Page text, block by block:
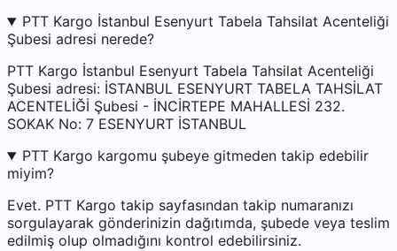
PTT Kargo İstanbul Esenyurt Tabela Tahsilat Acenteliği
Şubesi adresi nerede?
PTT Kargo İstanbul Esenyurt Tabela Tahsilat Acenteliği
Şubesi adresi: İSTANBUL ESENYURT TABELA TAHSİLAT
ACENTELİĞİ Şubesi - İNCİRTEPE MAHALLESİ 232.
SOKAK No: 7 ESENYURT İSTANBUL
PTT Kargo kargomu şubeye gitmeden takip edebilir
miyim?
Evet. PTT Kargo takip sayfasından takip numaranızı
sorgulayarak gönderinizin dağıtımda, şubede veya teslim
edilmiş olup olmadığını kontrol edebilirsiniz.